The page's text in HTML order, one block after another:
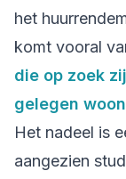
het
komt vooral
die op zoek
gelegen
Het nadeel is
aangezien